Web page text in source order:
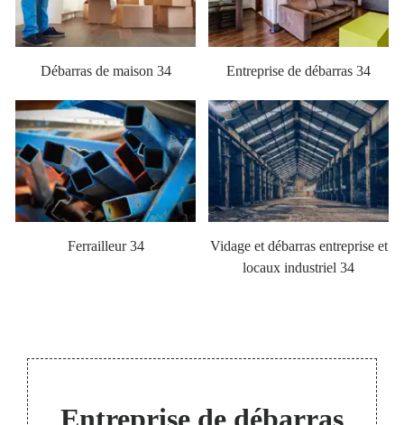
Débarras de maison 34 Entreprise de débarras 34
Ferrailleur 34
Vidage et débarras entreprise et
locaux industriel 34